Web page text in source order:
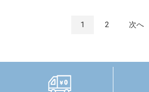
1 2 次へ